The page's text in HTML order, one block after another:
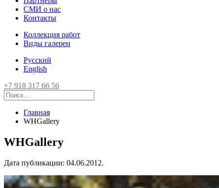
СМИ о нас
Контакты
Коллекция работ
Виды галереи
Русский
English
+7 918 317 66 56
Главная
WHGallery
WHGallery
Дата публикации: 04.06.2012.